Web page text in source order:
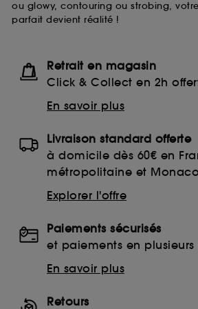
ou glowy, contouring ou strobing,
parfait devient réalité !
Retrait en magasin
Click & Collect en 2h
En savoir plus
Livraison standard offerte
à domicile dès 60€ en
métropolitaine et Monaco
Explorer l'offre
Paiements sécurisés
et paiements en plusieurs
En savoir plus
Retours
moment choisir de retirer votrte
souhaitez obtenir plus d'information